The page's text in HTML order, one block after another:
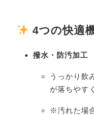
4つの快適
撥水・防汚加工
うっかり飲
が落ちやす
※汚れた場